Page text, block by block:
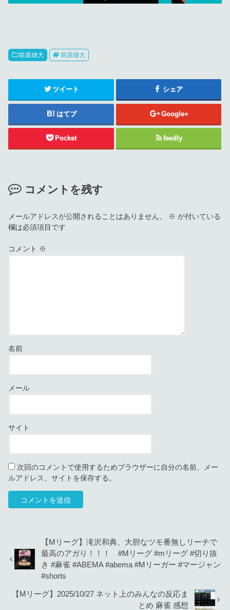
前原雄大 前原雄大
ツイート シェア
はてブ Google+
Pocket feedly
コメントを残す
メールアドレスが公開されることはありません。 ※ が付いている
欄は必須項目です
コメント ※
名前
メール
サイト
次回のコメントで使用するためブラウザーに自分の名前、メー
ルアドレス、サイトを保存する。
【Mリーグ】滝沢和典、大胆なツモ番無しリーチで
最高のアガり！！！ #Mリーグ #mリーグ #切り抜
き #麻雀 #ABEMA #abema #Mリーガー #マージャン
#shorts
【Mリーグ】2025/10/27 ネット上のみんなの反応ま
とめ 麻雀 感想